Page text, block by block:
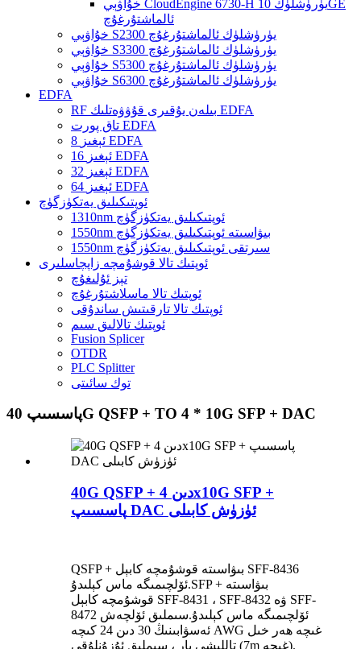
خۇاۋېي CloudEngine 6730-H يۈرۈشلۈك 10GE
ئالماشتۇرغۇچ
خۇاۋېي S2300 يۈرۈشلۈك ئالماشتۇرغۇچ
خۇاۋېي S3300 يۈرۈشلۈك ئالماشتۇرغۇچ
خۇاۋېي S5300 يۈرۈشلۈك ئالماشتۇرغۇچ
خۇاۋېي S6300 يۈرۈشلۈك ئالماشتۇرغۇچ
EDFA
RF بىلەن يۇقىرى قۇۋۋەتلىك EDFA
تاق پورت EDFA
8 ئېغىز EDFA
16 ئېغىز EDFA
32 ئېغىز EDFA
64 ئېغىز EDFA
ئوپتىكىلىق يەتكۈزگۈچ
1310nm ئوپتىكىلىق يەتكۈزگۈچ
1550nm بىۋاسىتە ئوپتىكىلىق يەتكۈزگۈچ
1550nm سىرتقى ئوپتىكىلىق يەتكۈزگۈچ
ئوپتىك تالا قوشۇمچە زاپچاسلىرى
تېز ئۇلىغۇچ
ئوپتىك تالا ماسلاشتۇرغۇچ
ئوپتىك تالا تارقىتىش ساندۇقى
ئوپتىك تالالىق سىم
Fusion Splicer
OTDR
PLC Splitter
توك سائىتى
پاسسىپ 40G QSFP + TO 4 * 10G SFP + DAC
40G QSFP + دىن 4x10G SFP +
پاسسىپ DAC ئۈزۈش كابىلى
QSFP + بىۋاسىتە قوشۇمچە كابېل SFF-8436
ئۆلچىمىگە ماس كېلىدۇ.SFP + بىۋاسىتە
قوشۇمچە كابېل SFF-8431 ، SFF-8432 ۋە SFF-
8472 ئۆلچىمىگە ماس كېلىدۇ.سىملىق ئۆلچەش
ئەسۋابىنىڭ 30 دىن 24 كىچە AWG غىچە ھەر خىل
تاللىشى بار ، سىملىق ئۇزۇنلۇقى (7m غىچە).